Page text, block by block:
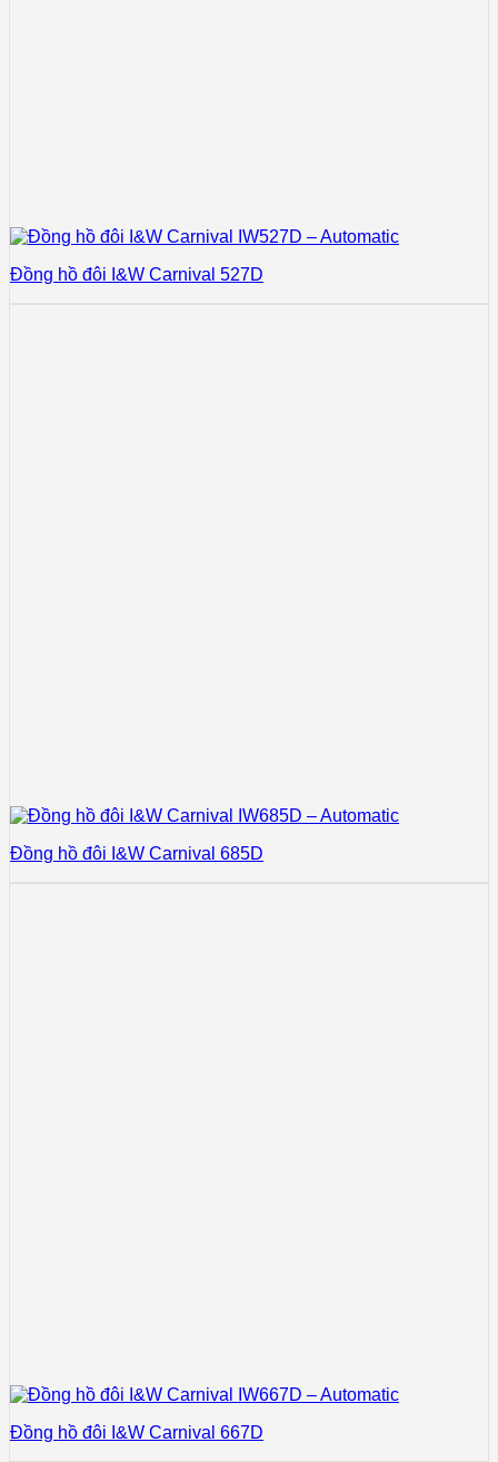
Đồng hồ đôi I&W Carnival 527D
Đồng hồ đôi I&W Carnival 685D
Đồng hồ đôi I&W Carnival 667D